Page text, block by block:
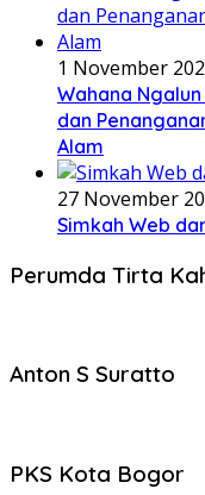
1 November
Wahana
dan
Alam
27 November
Simkah Web
Perumda Tirta
Anton S Suratto
PKS Kota Bogor